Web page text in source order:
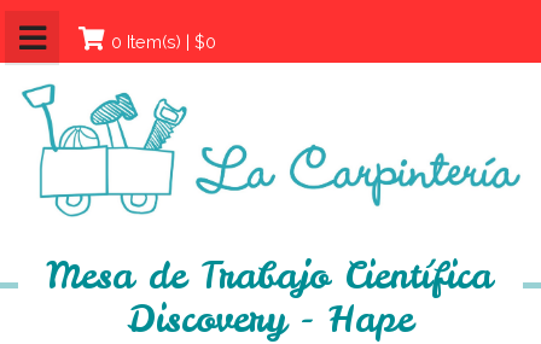
0 Item(s) | $0
Mesa de Trabajo Científica
Discovery - Hape